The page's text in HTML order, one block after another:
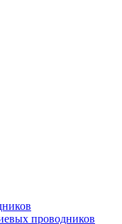
проводников